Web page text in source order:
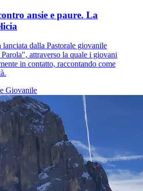
ansie e paure. La
dalla Pastorale giovanile
attraverso la quale i giovani
in contatto, raccontando come
Giovanile